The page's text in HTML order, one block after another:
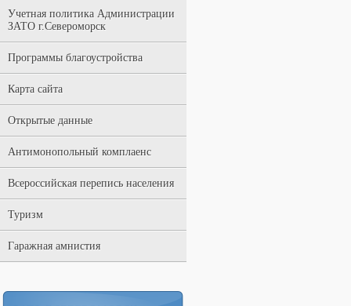
Учетная политика Администрации
ЗАТО г.Североморск
Программы благоустройства
Карта сайта
Открытые данные
Антимонопольный комплаенс
Всероссийская перепись населения
Туризм
Гаражная амнистия